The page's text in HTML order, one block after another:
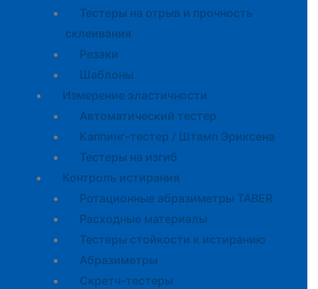
Тестеры на отрыв и прочность
склеивания
Резаки
Шаблоны
Измерение эластичности
Автоматический тестер
Каппинг-тестер / Штамп Эриксена
Тестеры на изгиб
Контроль истирания
Ротационные абразиметры TABER
Расходные материалы
Тестеры стойкости к истиранию
Абразиметры
Скретч-тестеры